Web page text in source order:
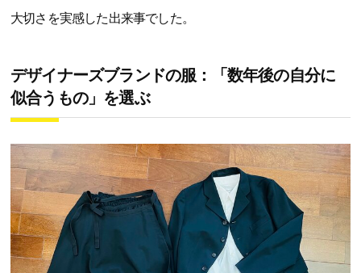
大切さを実感した出来事でした。
デザイナーズブランドの服：「数年後の自分に
似合うもの」を選ぶ